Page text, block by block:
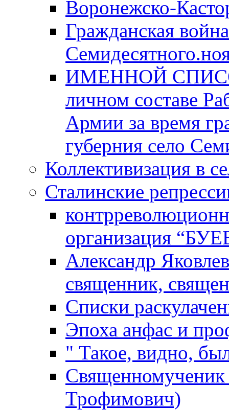
Воронежско-
Гражданская
ИМЕННОЙ
личном составе
Армии за время
губерния село
Коллективизация в
Сталинские
организация
Александр
священник,
Списки
Эпоха анфас и
" Такое, видно,
Священномученик
Трофимович)